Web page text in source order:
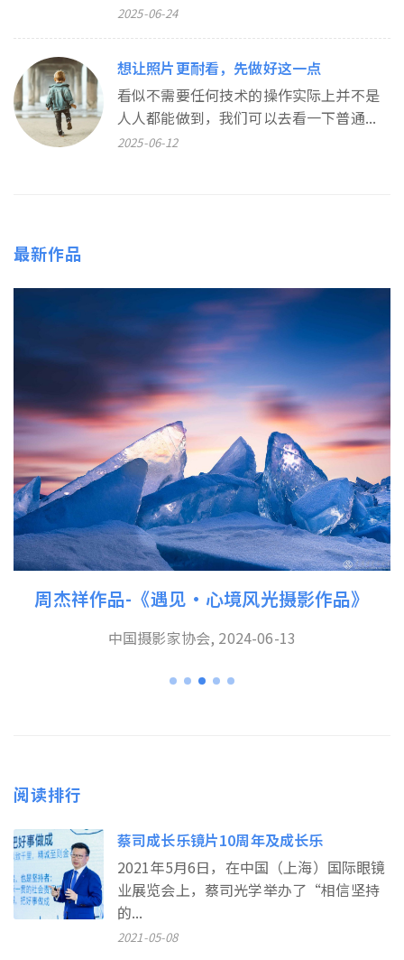
2025-06-24
想让照片更耐看，先做好这一点
看似不需要任何技术的操作实际上并不是
人人都能做到，我们可以去看一下普通...
2025-06-12
最新作品
周杰祥作品-《遇见·心境风光摄影作品》
中国摄影家协会, 2024-06-13
阅读排行
蔡司成长乐镜片10周年及成长乐
2021年5月6日，在中国（上海）国际眼镜
业展览会上，蔡司光学举办了“相信坚持
的...
2021-05-08